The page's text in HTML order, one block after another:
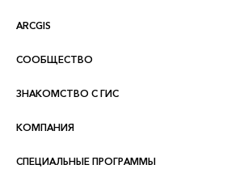
ARCGIS
Обзор ArcGIS
Картография
СООБЩЕСТВО
Сообщества и форумы
Блог ArcGIS
ЗНАКОМСТВО С ГИС
Что такое ГИС?
Аналитика, основанная на местоположении
КОМПАНИЯ
Об Esri
СПЕЦИАЛЬНЫЕ ПРОГРАММЫ